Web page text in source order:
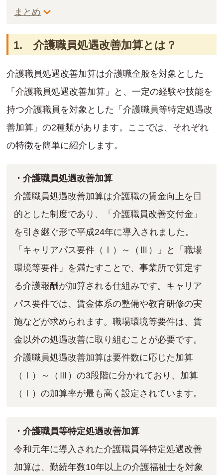
まとめ
1. 介護職員処遇改善加算とは？
介護職員処遇改善加算は介護職全般を対象とした
「介護職員処遇改善加算」と、一定の経験や技能を
持つ介護職員を対象とした「介護職員等特定処遇改
善加算」の2種類があります。ここでは、それぞれ
の特徴を簡単に紹介します。
・介護職員処遇改善加算
介護職員処遇改善加算は介護職の賃金向上を目
的とした制度であり、「介護職員改善交付金」
を引き継ぐ形で平成24年に導入されました。
「キャリアパス要件（Ⅰ）～（Ⅲ）」と「職場
環境等要件」を満たすことで、事業所で算定す
る介護報酬が加算される仕組みです。キャリア
パス要件では、賃金体系の整備や教育研修の実
施などが求められます。職場環境等要件は、賃
金以外の処遇改善に取り組むことが必要です。
介護職員処遇改善加算は要件数に応じた加算
（Ⅰ）～（Ⅲ）の3段階に分かれており、加算
（Ⅰ）の加算率が最も高く設定されています。
・介護職員等特定処遇改善加算
令和元年に導入された介護職員等特定処遇改善
加算は、勤続年数10年以上の介護福祉士を対象